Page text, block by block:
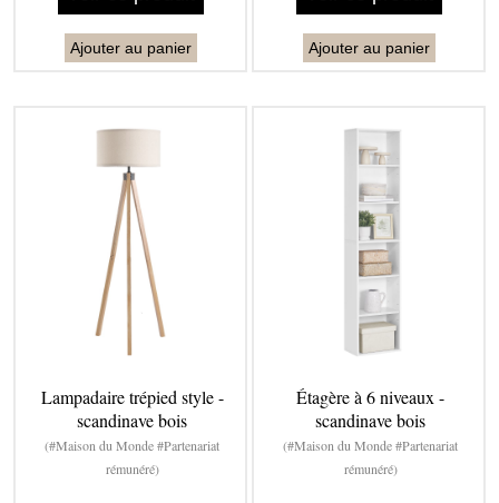
Ajouter au panier Ajouter au panier
Lampadaire trépied style -
scandinave bois
(#Maison du Monde #Partenariat
rémunéré)
Étagère à 6 niveaux -
scandinave bois
(#Maison du Monde #Partenariat
rémunéré)